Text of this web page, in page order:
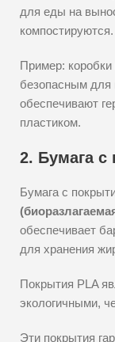
для еды на
компостируются.
Пример: коробки
безопасным для
обеспечивают
пластиком.
2. Бумага с
Бумага с
обеспечивает
для хранения
Покрытия PLA
экологичными,
Эти покрытия